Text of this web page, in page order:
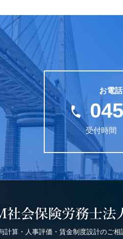
お電
受付時間
計算・人事評価・賃金制度設計のご